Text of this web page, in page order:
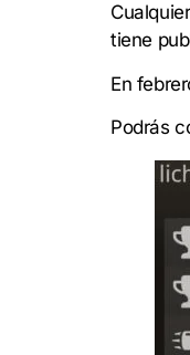
tiene
En
Podrás